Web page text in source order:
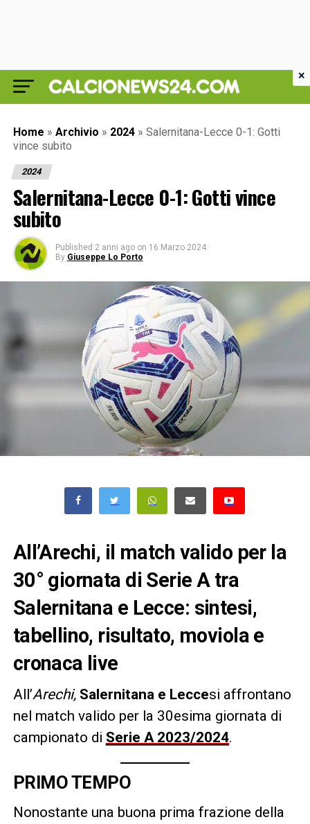
Home » Archivio » 2024 » Salernitana-Lecce 0-1: Gotti
vince subito
2024
Salernitana-Lecce 0-1: Gotti vince
subito
Published 2 anni ago on 16 Marzo 2024
By Giuseppe Lo Porto
All’Arechi, il match valido per la
30° giornata di Serie A tra
Salernitana e Lecce: sintesi,
tabellino, risultato, moviola e
cronaca live
All’Arechi, Salernitana e Leccesi affrontano
nel match valido per la 30esima giornata di
campionato di Serie A 2023/2024.
PRIMO TEMPO
Nonostante una buona prima frazione della
×